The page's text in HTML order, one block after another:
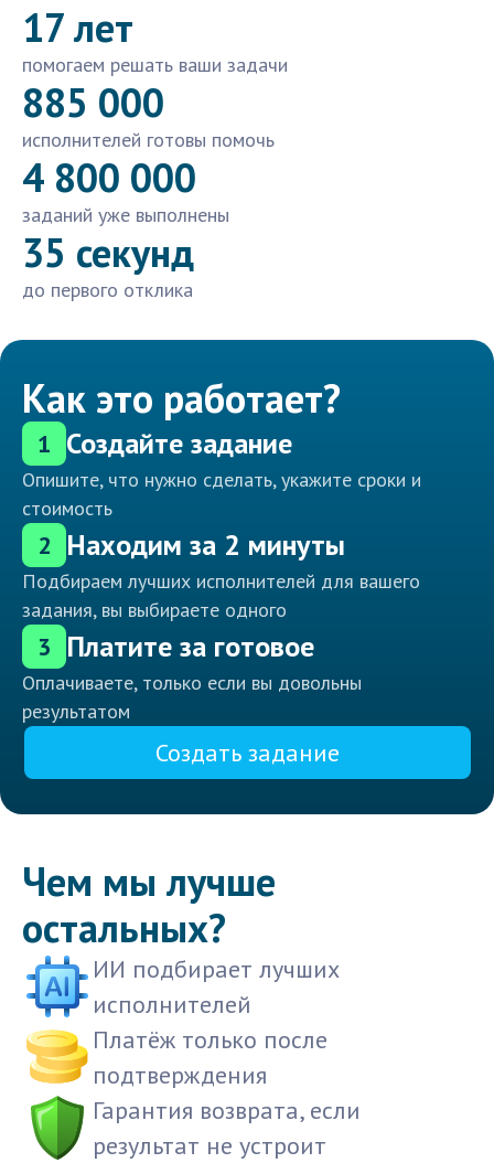
17 лет
помогаем решать ваши задачи
885 000
исполнителей готовы помочь
4 800 000
заданий уже выполнены
35 секунд
до первого отклика
Как это работает?
1 Создайте задание
Опишите, что нужно сделать, укажите сроки и
стоимость
2 Находим за 2 минуты
Подбираем лучших исполнителей для вашего
задания, вы выбираете одного
3 Платите за готовое
Оплачиваете, только если вы довольны
результатом
Создать задание
Чем мы лучше
остальных?
ИИ подбирает лучших
исполнителей
Платёж только после
подтверждения
Гарантия возврата, если
результат не устроит